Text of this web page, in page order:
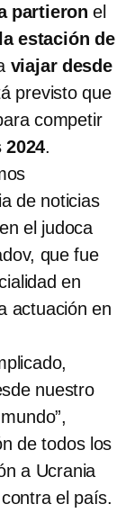
partieron el
estación de
viajar desde
previsto que
competir
.
de noticias
el judoca
que fue
en
actuación en
nuestro
de todos los
a Ucrania
el país.